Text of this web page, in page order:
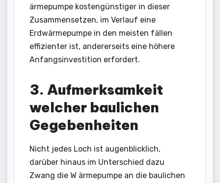
ärmepumpe kostengünstiger in dieser
Zusammensetzen, im Verlauf eine
Erdwärmepumpe in den meisten fällen
effizienter ist, andererseits eine höhere
Anfangsinvestition erfordert.
3. Aufmerksamkeit
welcher baulichen
Gegebenheiten
Nicht jedes Loch ist augenblicklich,
darüber hinaus im Unterschied dazu
Zwang die W ärmepumpe an die baulichen